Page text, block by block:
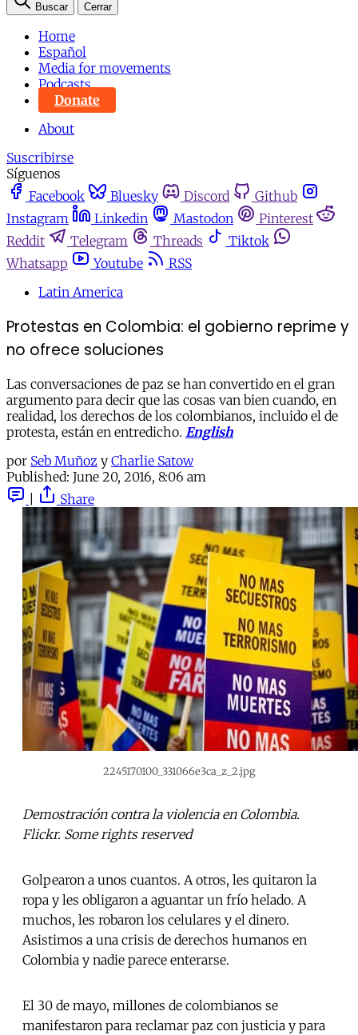
Buscar Cerrar
Home
Español
Media for movements
Podcasts
Donate
About
Suscribirse
Síguenos
Facebook
Bluesky Discord
Github
Instagram
Linkedin Mastodon
Pinterest
Reddit
Telegram Threads
Tiktok
Whatsapp
Youtube
RSS
Latin America
Protestas en Colombia: el gobierno reprime y
no ofrece soluciones
Las conversaciones de paz se han convertido en el gran
argumento para decir que las cosas van bien cuando, en
realidad, los derechos de los colombianos, incluido el de
protesta, están en entredicho. English
por Seb Muñoz y Charlie Satow
Published: June 20, 2016, 8:06 am
Share
2245170100_331066e3ca_z_2.jpg
Demostración contra la violencia en Colombia.
Flickr. Some rights reserved
Golpearon a unos cuantos. A otros, les quitaron la
ropa y les obligaron a aguantar un frío helado. A
muchos, les robaron los celulares y el dinero.
Asistimos a una crisis de derechos humanos en
Colombia y nadie parece enterarse.
El 30 de mayo, millones de colombianos se
manifestaron para reclamar paz con justicia y para